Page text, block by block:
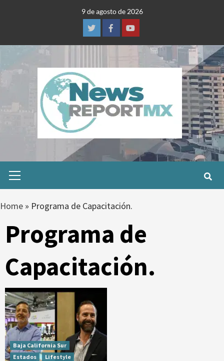
9 de agosto de 2026
TwitterFacebookYoutube
Menu
Home » Programa de Capacitación.
Programa de
Capacitación.
Baja California Sur
Estados
Lifestyle